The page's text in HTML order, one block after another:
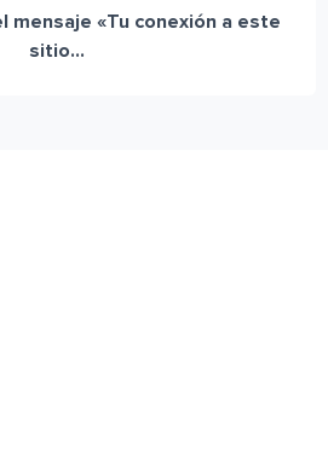
mensaje «Tu conexión a este
sitio...